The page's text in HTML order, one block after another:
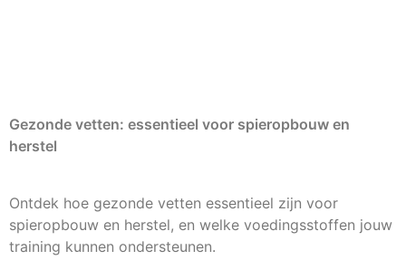
Gezonde vetten: essentieel voor spieropbouw en
herstel
Ontdek hoe gezonde vetten essentieel zijn voor
spieropbouw en herstel, en welke voedingsstoffen jouw
training kunnen ondersteunen.